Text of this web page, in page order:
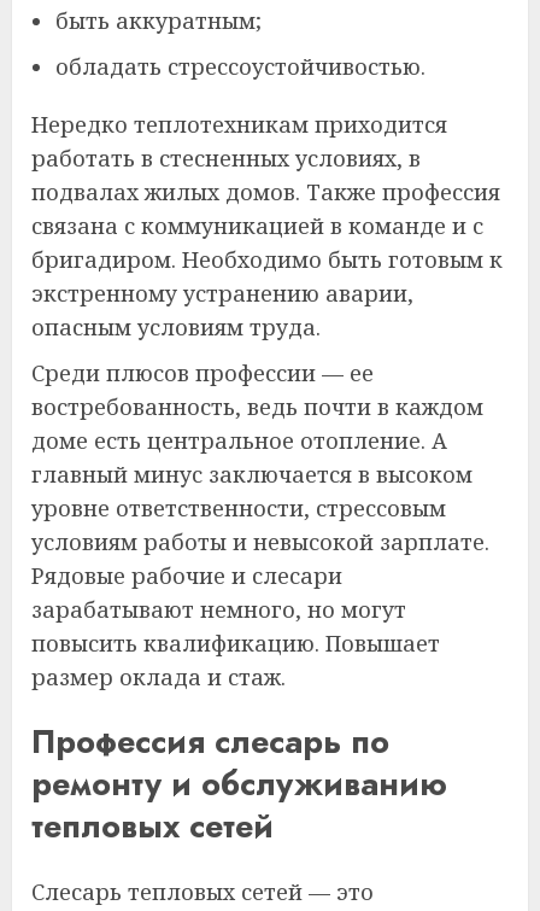
быть аккуратным;
обладать стрессоустойчивостью.
Нередко теплотехникам приходится
работать в стесненных условиях, в
подвалах жилых домов. Также профессия
связана с коммуникацией в команде и с
бригадиром. Необходимо быть готовым к
экстренному устранению аварии,
опасным условиям труда.
Среди плюсов профессии — ее
востребованность, ведь почти в каждом
доме есть центральное отопление. А
главный минус заключается в высоком
уровне ответственности, стрессовым
условиям работы и невысокой зарплате.
Рядовые рабочие и слесари
зарабатывают немного, но могут
повысить квалификацию. Повышает
размер оклада и стаж.
Профессия слесарь по
ремонту и обслуживанию
тепловых сетей
Слесарь тепловых сетей — это